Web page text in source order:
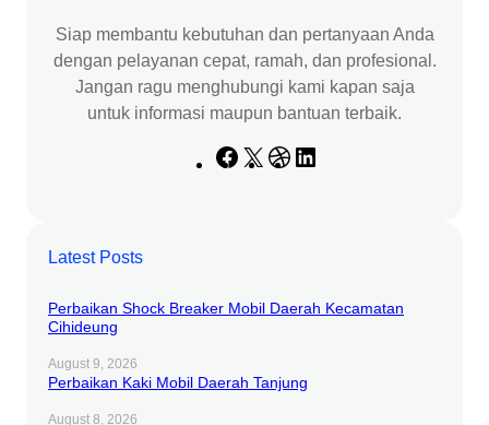
Siap membantu kebutuhan dan pertanyaan Anda
dengan pelayanan cepat, ramah, dan profesional.
Jangan ragu menghubungi kami kapan saja
untuk informasi maupun bantuan terbaik.
F
o
X
D
l
I
Latest Posts
Perbaikan Shock Breaker Mobil Daerah Kecamatan
Cihideung
August 9, 2026
Perbaikan Kaki Mobil Daerah Tanjung
August 8, 2026